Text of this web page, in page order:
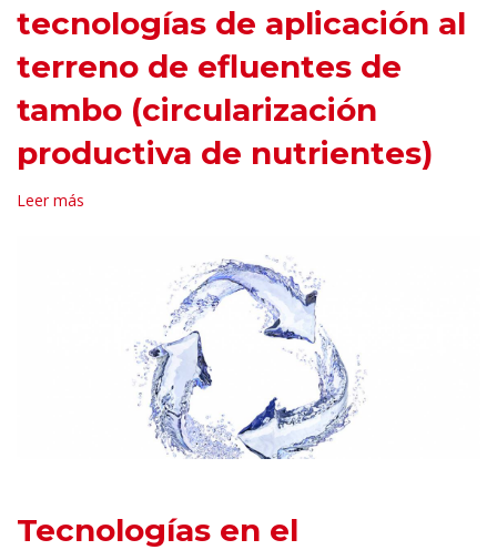
tecnologías de aplicación al
terreno de efluentes de
tambo (circularización
productiva de nutrientes)
Leer más
Tecnologías en el